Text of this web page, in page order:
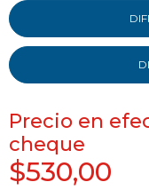
Precio en
cheque
$530,00